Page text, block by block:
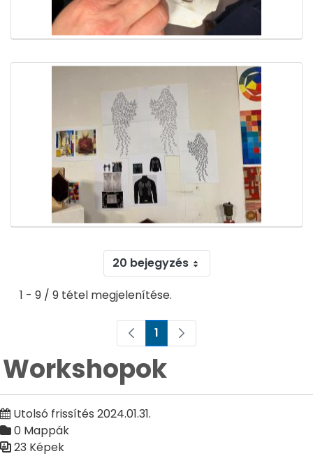
20 bejegyzés
1 - 9 / 9 tétel megjelenítése.
Oldal
1
Workshopok
Utolsó frissítés 2024.01.31.
0 Mappák
23 Képek